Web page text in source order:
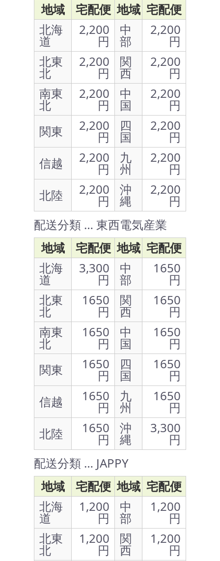
地域
宅配便 地域 宅配便
北海
道
2,200
円
中
部
2,200
円
北東
北
2,200
円
関
西
2,200
円
南東
北
2,200
円
中
国
2,200
円
関東
2,200
円
四
国
2,200
円
信越
2,200
円
九
州
2,200
円
北陸
2,200
円
沖
縄
2,200
円
配送分類 … 東西電気産業
地域
宅配便 地域 宅配便
北海
道
3,300
円
中
部
1650
円
北東
北
1650
円
関
西
1650
円
南東
北
1650
円
中
国
1650
円
関東
1650
円
四
国
1650
円
信越
1650
円
九
州
1650
円
北陸
1650
円
沖
縄
3,300
円
配送分類 … JAPPY
地域
宅配便 地域 宅配便
北海
道
1,200
円
中
部
1,200
円
北東
北
1,200
円
関
西
1,200
円